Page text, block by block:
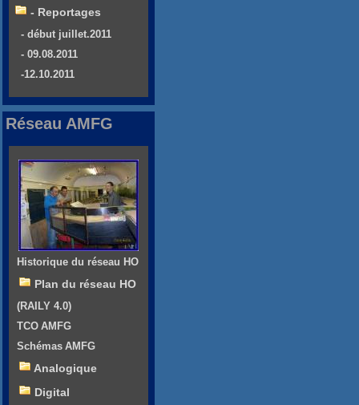
- Reportages
- début juillet.2011
- 09.08.2011
-12.10.2011
Réseau AMFG
Historique du réseau HO
Plan du réseau HO
(RAILY 4.0)
TCO AMFG
Schémas AMFG
Analogique
Digital